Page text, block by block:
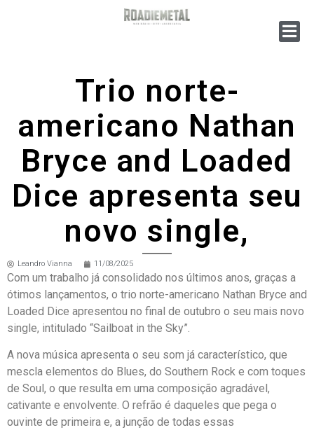
Trio norte-
americano Nathan
Bryce and Loaded
Dice apresenta seu
novo single,
Leandro Vianna 11/08/2025
Com um trabalho já consolidado nos últimos anos, graças a
ótimos lançamentos, o trio norte-americano Nathan Bryce and
Loaded Dice apresentou no final de outubro o seu mais novo
single, intitulado “Sailboat in the Sky”.
A nova música apresenta o seu som já característico, que
mescla elementos do Blues, do Southern Rock e com toques
de Soul, o que resulta em uma composição agradável,
cativante e envolvente. O refrão é daqueles que pega o
ouvinte de primeira e, a junção de todas essas